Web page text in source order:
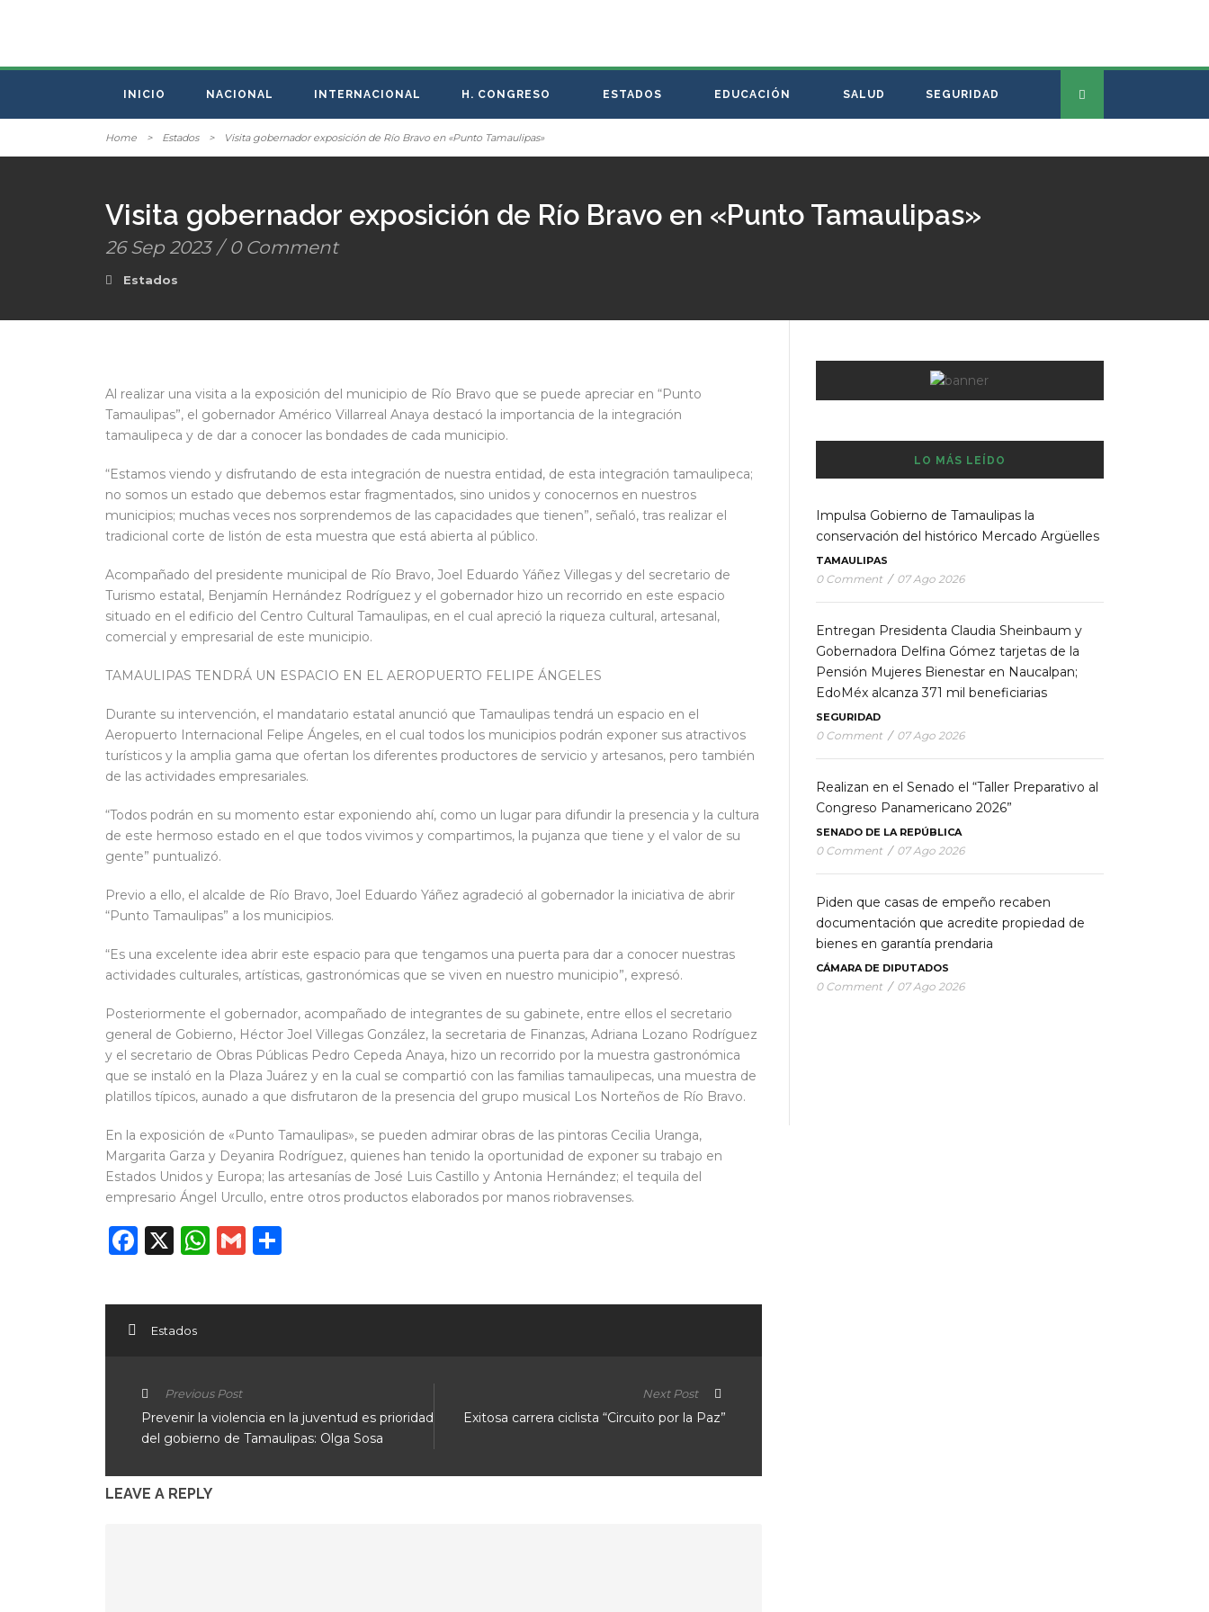
INICIO NACIONAL INTERNACIONAL H. CONGRESO ESTADOS EDUCACIÓN SALUD SEGURIDAD
Home > Estados > Visita gobernador exposición de Río Bravo en «Punto Tamaulipas»
Visita gobernador exposición de Río Bravo en «Punto Tamaulipas»
26 Sep 2023 / 0 Comment
Estados
Al realizar una visita a la exposición del municipio de Río Bravo que se puede apreciar en “Punto
Tamaulipas”, el gobernador Américo Villarreal Anaya destacó la importancia de la integración
tamaulipeca y de dar a conocer las bondades de cada municipio.
“Estamos viendo y disfrutando de esta integración de nuestra entidad, de esta integración tamaulipeca;
no somos un estado que debemos estar fragmentados, sino unidos y conocernos en nuestros
municipios; muchas veces nos sorprendemos de las capacidades que tienen”, señaló, tras realizar el
tradicional corte de listón de esta muestra que está abierta al público.
Acompañado del presidente municipal de Río Bravo, Joel Eduardo Yáñez Villegas y del secretario de
Turismo estatal, Benjamín Hernández Rodríguez y el gobernador hizo un recorrido en este espacio
situado en el edificio del Centro Cultural Tamaulipas, en el cual apreció la riqueza cultural, artesanal,
comercial y empresarial de este municipio.
TAMAULIPAS TENDRÁ UN ESPACIO EN EL AEROPUERTO FELIPE ÁNGELES
Durante su intervención, el mandatario estatal anunció que Tamaulipas tendrá un espacio en el
Aeropuerto Internacional Felipe Ángeles, en el cual todos los municipios podrán exponer sus atractivos
turísticos y la amplia gama que ofertan los diferentes productores de servicio y artesanos, pero también
de las actividades empresariales.
“Todos podrán en su momento estar exponiendo ahí, como un lugar para difundir la presencia y la cultura
de este hermoso estado en el que todos vivimos y compartimos, la pujanza que tiene y el valor de su
gente” puntualizó.
Previo a ello, el alcalde de Río Bravo, Joel Eduardo Yáñez agradeció al gobernador la iniciativa de abrir
“Punto Tamaulipas” a los municipios.
“Es una excelente idea abrir este espacio para que tengamos una puerta para dar a conocer nuestras
actividades culturales, artísticas, gastronómicas que se viven en nuestro municipio”, expresó.
Posteriormente el gobernador, acompañado de integrantes de su gabinete, entre ellos el secretario
general de Gobierno, Héctor Joel Villegas González, la secretaria de Finanzas, Adriana Lozano Rodríguez
y el secretario de Obras Públicas Pedro Cepeda Anaya, hizo un recorrido por la muestra gastronómica
que se instaló en la Plaza Juárez y en la cual se compartió con las familias tamaulipecas, una muestra de
platillos típicos, aunado a que disfrutaron de la presencia del grupo musical Los Norteños de Río Bravo.
En la exposición de «Punto Tamaulipas», se pueden admirar obras de las pintoras Cecilia Uranga,
Margarita Garza y Deyanira Rodríguez, quienes han tenido la oportunidad de exponer su trabajo en
Estados Unidos y Europa; las artesanías de José Luis Castillo y Antonia Hernández; el tequila del
empresario Ángel Urcullo, entre otros productos elaborados por manos riobravenses.
Facebook
X WhatsApp
Gmail
Estados
Previous Post
Prevenir la violencia en la juventud es prioridad
del gobierno de Tamaulipas: Olga Sosa
Next Post
Exitosa carrera ciclista “Circuito por la Paz”
LEAVE A REPLY
LO MÁS LEÍDO
Impulsa Gobierno de Tamaulipas la
conservación del histórico Mercado Argüelles
TAMAULIPAS
0 Comment / 07 Ago 2026
Entregan Presidenta Claudia Sheinbaum y
Gobernadora Delfina Gómez tarjetas de la
Pensión Mujeres Bienestar en Naucalpan;
EdoMéx alcanza 371 mil beneficiarias
SEGURIDAD
0 Comment / 07 Ago 2026
Realizan en el Senado el “Taller Preparativo al
Congreso Panamericano 2026”
SENADO DE LA REPÚBLICA
0 Comment / 07 Ago 2026
Piden que casas de empeño recaben
documentación que acredite propiedad de
bienes en garantía prendaria
CÁMARA DE DIPUTADOS
0 Comment / 07 Ago 2026